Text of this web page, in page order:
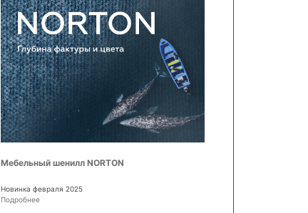
Мебельный шенилл NORTON
Новинка февраля 2025
Подробнее